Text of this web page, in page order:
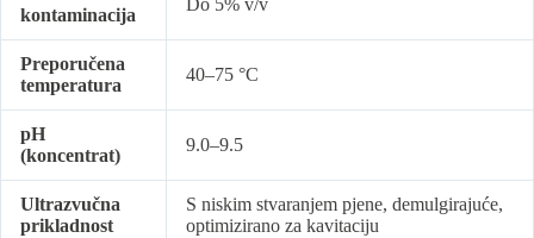
kontaminacija
Do 5% v/v
Preporučena
temperatura
40–75 °C
pH
(koncentrat)
9.0–9.5
Ultrazvučna
prikladnost
S niskim stvaranjem pjene, demulgirajuće,
optimizirano za kavitaciju